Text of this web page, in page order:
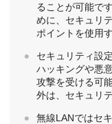
ることが可能で
めに、セキュリ
ポイントを使用
セキュリティ設
ハッキングや悪
攻撃を受ける可
外は、セキュリ
無線LANではセ